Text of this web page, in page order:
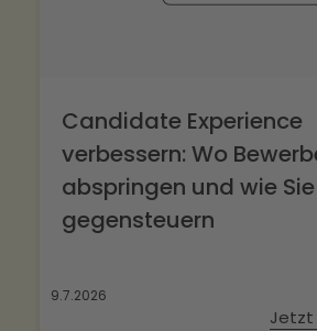
Candidate Experience
verbessern: Wo
abspringen und wie Sie
gegensteuern
9.7.2026
Jetzt